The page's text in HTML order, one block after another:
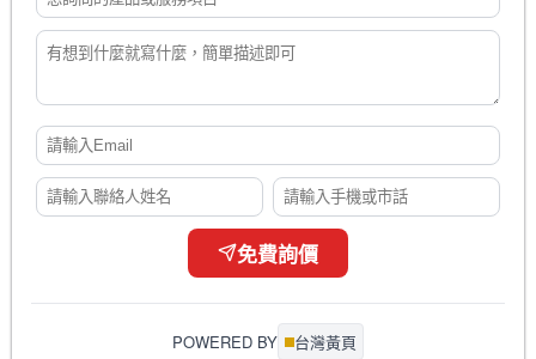
免費詢價
POWERED BY 台灣黃頁